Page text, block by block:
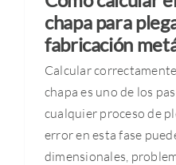
chapa para
fabricación
Calcular
chapa es uno de los
cualquier proceso de
error en esta fase
dimensionales,